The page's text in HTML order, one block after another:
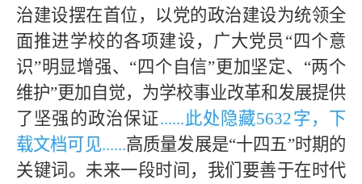
治建设摆在首位，以党的政治建设为统领全
面推进学校的各项建设，广大党员“四个意
识”明显增强、“四个自信”更加坚定、“两个
维护”更加自觉，为学校事业改革和发展提供
了坚强的政治保证......此处隐藏5632字，下
载文档可见......高质量发展是“十四五”时期的
关键词。未来一段时间，我们要善于在时代